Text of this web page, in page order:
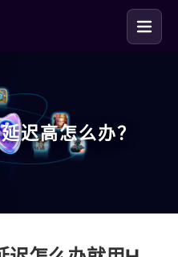
延迟高怎么办？